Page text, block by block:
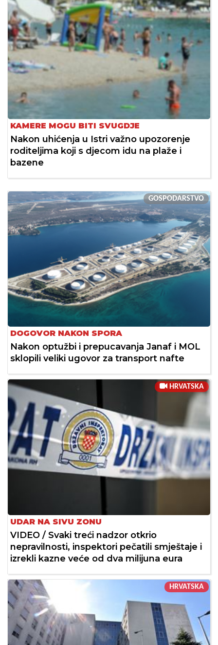
KAMERE MOGU BITI SVUGDJE
Nakon uhićenja u Istri važno upozorenje
roditeljima koji s djecom idu na plaže i
bazene
GOSPODARSTVO
DOGOVOR NAKON SPORA
Nakon optužbi i prepucavanja Janaf i MOL
sklopili veliki ugovor za transport nafte
HRVATSKA
UDAR NA SIVU ZONU
VIDEO / Svaki treći nadzor otkrio
nepravilnosti, inspektori pečatili smještaje i
izrekli kazne veće od dva milijuna eura
HRVATSKA